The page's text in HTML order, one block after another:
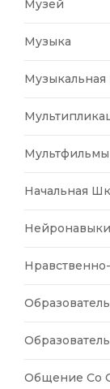
Музей
Музыка
Мультфильмы
Начальная
Нейронавыки
Общение Со